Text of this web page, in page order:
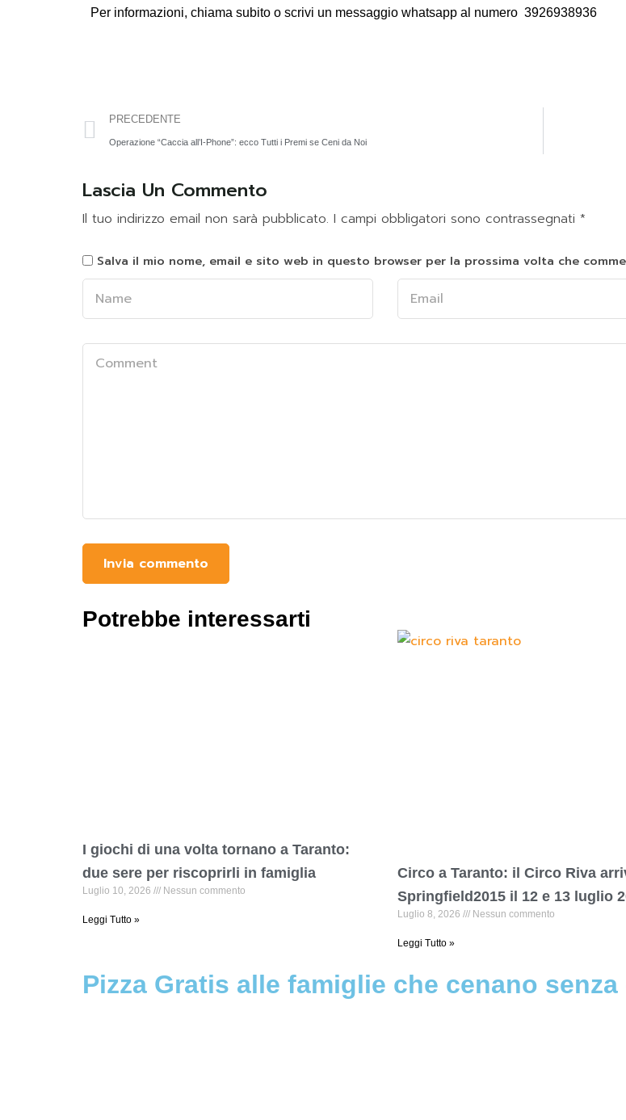
Per informazioni, chiama subito o scrivi un messaggio whatsapp al numero 3926938936
PRECEDENTE
Operazione “Caccia all’I-Phone”: ecco Tutti i Premi se Ceni da Noi
Lascia Un Commento
Il tuo indirizzo email non sarà pubblicato. I campi obbligatori sono contrassegnati *
Salva il mio nome, email e sito web in questo browser per la prossima volta che
Potrebbe interessarti
I giochi di una volta tornano a Taranto:
due sere per riscoprirli in famiglia
Luglio 10, 2026 Nessun commento
Leggi Tutto »
Circo a Taranto: il Circo Riva
Springfield2015 il 12 e 13 luglio
Luglio 8, 2026 Nessun commento
Leggi Tutto »
Pizza Gratis alle famiglie che cenano